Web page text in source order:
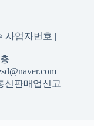
사업자번호 |
신판매업신고